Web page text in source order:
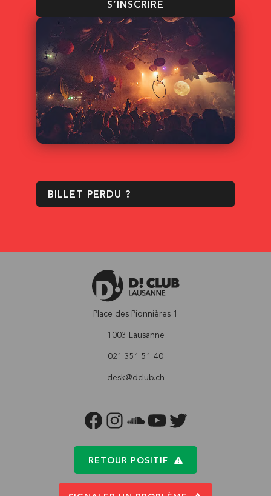
S’INSCRIRE
BILLET PERDU ?
Place des Pionnières 1
1003 Lausanne
021 351 51 40
desk@dclub.ch
FACEBOOKINSTAGRAM
SOUNDCLOUD
YOUTUBETWITTER
RETOUR POSITIF